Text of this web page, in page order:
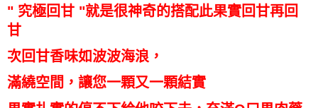
" 究極回甘 "就是很神奇的搭配此果實回甘再回
甘
次回甘香味如波波海浪，
滿繞空間，讓您一顆又一顆結實